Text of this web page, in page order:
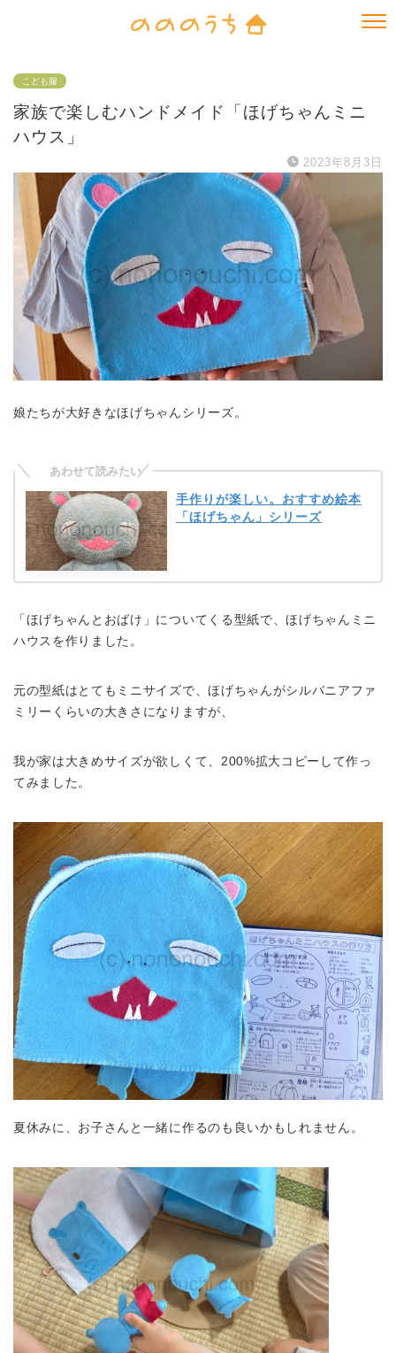
こども服
家族で楽しむハンドメイド「ほげちゃんミニ
ハウス」
2023年8月3日
娘たちが大好きなほげちゃんシリーズ。
手作りが楽しい。おすすめ絵本
「ほげちゃん」シリーズ
「ほげちゃんとおばけ」についてくる型紙で、ほげちゃんミニ
ハウスを作りました。
元の型紙はとてもミニサイズで、ほげちゃんがシルバニアファ
ミリーくらいの大きさになりますが、
我が家は大きめサイズが欲しくて、200%拡大コピーして作っ
てみました。
夏休みに、お子さんと一緒に作るのも良いかもしれません。